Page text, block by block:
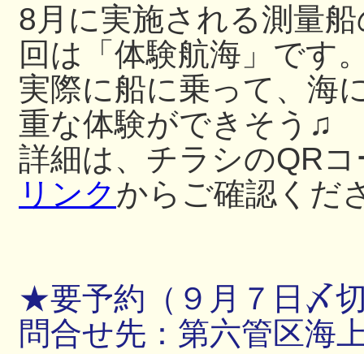
8月に実施される測量
回は「体験航海」です
実際に船に乗って、海
重な体験ができそう♫
詳細は、チラシのQR
リンクからご確認くだ
★要予約（９月７日〆
問合せ先：第六管区海